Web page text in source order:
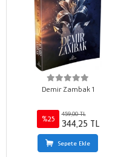
Demir Zambak 1
%25
459,00 TL
344,25 TL
Sepete Ekle